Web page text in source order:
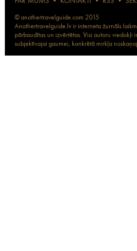
© anothertravelguide.com 2015
Anothertravelguide.lv ir interneta žurnāls
pārbaudītas un izvērtētas. Visi autoru
subjektīvajai gaumei, konkrētā mirkļa